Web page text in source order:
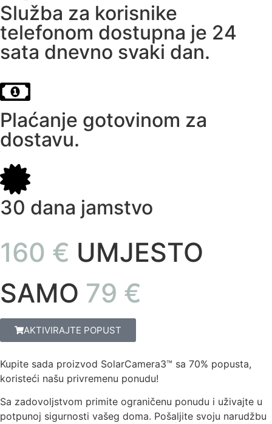
Služba za korisnike
telefonom dostupna je 24
sata dnevno svaki dan.
Plaćanje gotovinom za
dostavu.
30 dana jamstvo
160 € UMJESTO
SAMO 79 €
AKTIVIRAJTE POPUST
Kupite sada proizvod SolarCamera3™ sa 70% popusta,
koristeći našu privremenu ponudu!
Sa zadovoljstvom primite ograničenu ponudu i uživajte u
potpunoj sigurnosti vašeg doma. Pošaljite svoju narudžbu